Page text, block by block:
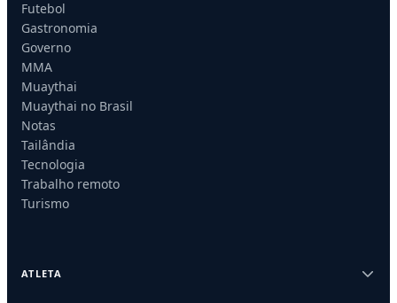
Futebol
Gastronomia
Governo
MMA
Muaythai
Muaythai no Brasil
Notas
Tailândia
Tecnologia
Trabalho remoto
Turismo
ATLETA